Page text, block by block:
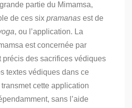
partie du Mimamsa,
de ces six pramanas est de
, ou l’application. La
est concernée par
précis des sacrifices védiques
textes védiques dans ce
transmet cette application
sans l’aide